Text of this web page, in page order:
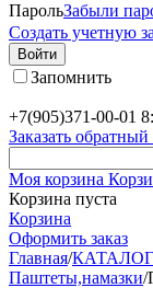
ПарольЗабыли
Создать учетную
Войти
Запомнить
+7(905)371-00-01
Заказать
Моя корзина
Корзина пуста
Корзина
Оформить заказ
Главная/КАТАЛОГ
Паштеты,намазки/